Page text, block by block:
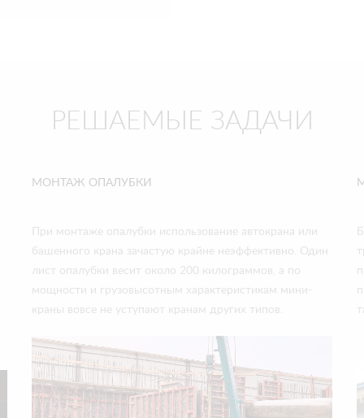
РЕШАЕМЫЕ ЗАДАЧИ
МОНТАЖ ОПАЛУБКИ
При монтаже опалубки использование автокрана или
башенного крана зачастую крайне неэффективно. Один
лист опалубки весит около 200 килограммов, а по
мощности и грузовысотным характеристикам мини-
краны вовсе не уступают кранам других типов.